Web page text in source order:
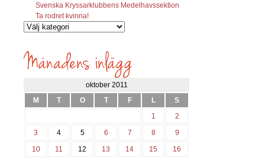
Svenska Kryssarklubbens Medelhavssektion
Ta rodret kvinna!
Vilka
söks?
oktober 2011
M
T O T F L
S
1
2
3
4 5 6 7 8
9
10
11 12 13 14 15
16